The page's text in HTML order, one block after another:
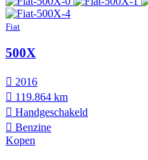
Fiat
500X
2016
119.864 km
Hand­geschakeld
Benzine
Kopen